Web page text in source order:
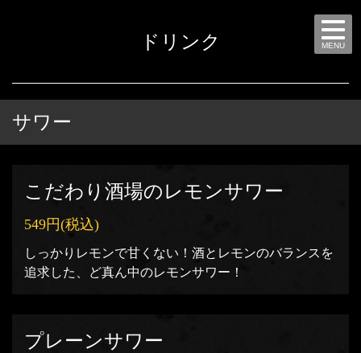
MENU
ドリンク
サワー
こだわり酒場のレモンサワー
549円(税込)
しっかりレモンで甘くない！酒とレモンのバランスを
追求した、ど真ん中のレモンサワー！
プレーンサワー